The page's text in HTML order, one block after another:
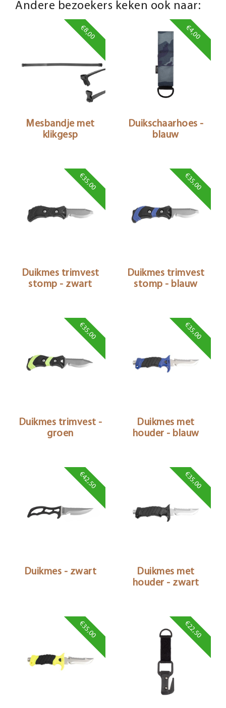
Andere bezoekers keken ook naar:
€8,00
Mesbandje met
klikgesp
€4,00
Duikschaarhoes -
blauw
€35,00
Duikmes trimvest
stomp - zwart
€35,00
Duikmes trimvest
stomp - blauw
€35,00
Duikmes trimvest -
groen
€35,00
Duikmes met
houder - blauw
€42,50
Duikmes - zwart
€35,00
Duikmes met
houder - zwart
€35,00 €22,50